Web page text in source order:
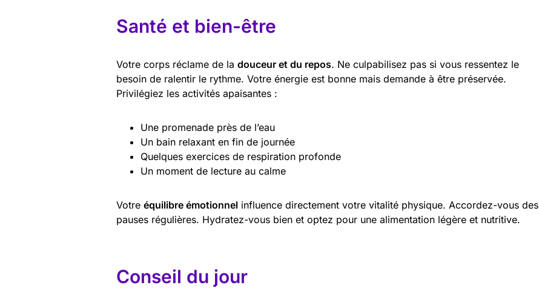
Santé et bien-être
Votre corps réclame de la douceur et du repos. Ne culpabilisez pas si vous ressentez le
besoin de ralentir le rythme. Votre énergie est bonne mais demande à être préservée.
Privilégiez les activités apaisantes :
Une promenade près de l’eau
Un bain relaxant en fin de journée
Quelques exercices de respiration profonde
Un moment de lecture au calme
Votre équilibre émotionnel influence directement votre vitalité physique. Accordez-vous des
pauses régulières. Hydratez-vous bien et optez pour une alimentation légère et nutritive.
Conseil du jour